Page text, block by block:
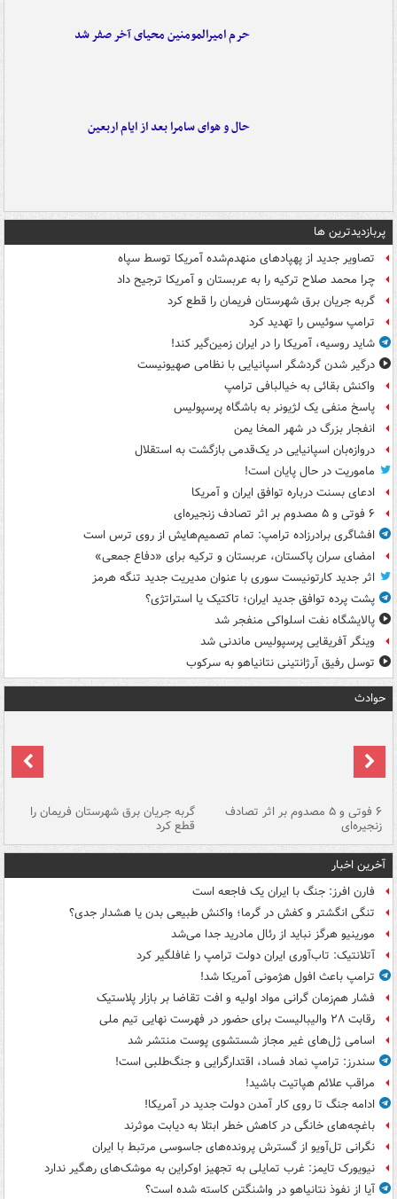
حرم امیرالمومنین محیای آخر صفر شد
حال و هوای سامرا بعد از ایام اربعین
پربازدیدترین ها
تصاویر جدید از پهپادهای منهدم‌شده آمریکا توسط سپاه
چرا محمد صلاح ترکیه را به عربستان و آمریکا ترجیح داد
گربه جریان برق شهرستان فریمان را قطع کرد
ترامپ سوئیس را تهدید کرد
شاید روسیه، آمریکا را در ایران زمین‌گیر کند!
درگیر شدن گردشگر اسپانیایی با نظامی صهیونیست
واکنش بقائی به خیالبافی ترامپ
پاسخ منفی یک لژیونر به باشگاه پرسپولیس
انفجار بزرگ در شهر المخا یمن
دروازه‌بان اسپانیایی در یک‌قدمی بازگشت به استقلال
ماموریت در حال پایان است!
ادعای بسنت درباره توافق ایران و آمریکا
۶ فوتی و ۵ مصدوم بر اثر تصادف زنجیره‌ای
افشاگری برادرزاده ترامپ: تمام تصمیم‌هایش از روی ترس است
امضای سران پاکستان، عربستان و ترکیه برای «دفاع جمعی»
اثر جدید کارتونیست سوری با عنوان مدیریت جدید تنگه هرمز
پشت پرده توافق جدید ایران؛ تاکتیک یا استراتژی؟
پالایشگاه نفت اسلواکی منفجر شد
وینگر آفریقایی پرسپولیس ماندنی شد
توسل رفیق آرژانتینی نتانیاهو به سرکوب
حوادث
۶ فوتی و ۵ مصدوم بر اثر تصادف
زنجیره‌ای
گربه جریان برق شهرستان فریمان را
قطع کرد
آخرین اخبار
فارن افرز: جنگ با ایران یک فاجعه است
تنگی انگشتر و کفش در گرما؛ واکنش طبیعی بدن یا هشدار جدی؟
مورینیو هرگز نباید از رئال مادرید جدا می‌شد
آتلانتیک: تاب‌آوری ایران دولت ترامپ را غافلگیر کرد
ترامپ باعث افول هژمونی آمریکا شد!
فشار هم‌زمان گرانی مواد اولیه و افت تقاضا بر بازار پلاستیک
رقابت ۲۸ والیبالیست برای حضور در فهرست نهایی تیم ملی
اسامی ژل‌های غیر مجاز شستشوی پوست منتشر شد
سندرز: ترامپ نماد فساد، اقتدارگرایی و جنگ‌طلبی است!
مراقب علائم هپاتیت باشید!
ادامه جنگ تا روی کار آمدن دولت جدید در آمریکا!
باغچه‌های خانگی در کاهش خطر ابتلا به دیابت موثرند
نگرانی تل‌آویو از گسترش پرونده‌های جاسوسی مرتبط با ایران
نیویورک تایمز: غرب تمایلی به تجهیز اوکراین به موشک‌های رهگیر ندارد
آیا از نفوذ نتانیاهو در واشنگتن کاسته شده است؟